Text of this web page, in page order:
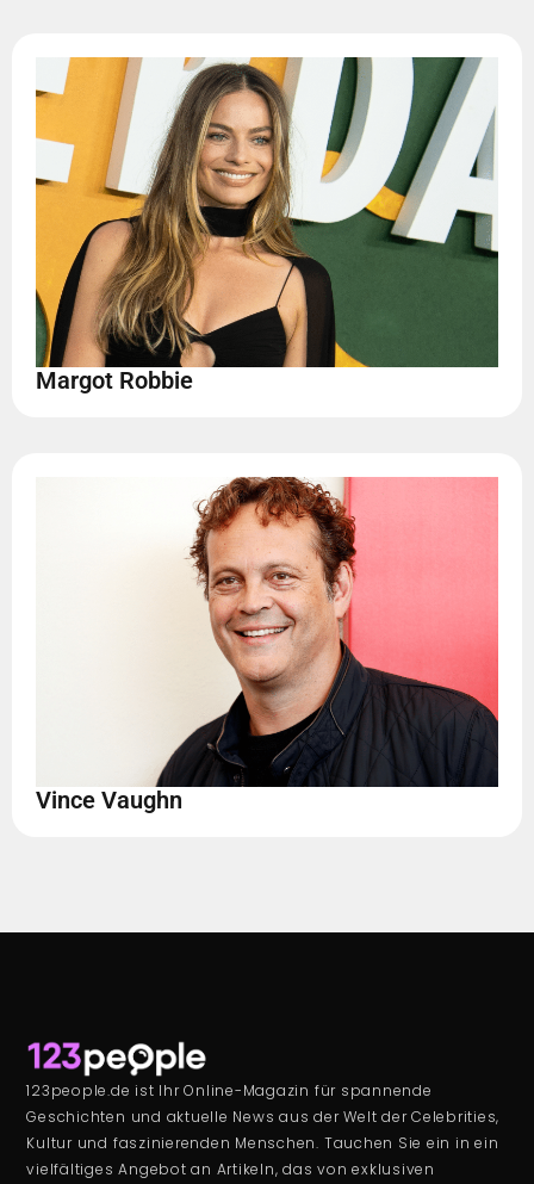
Margot Robbie
Vince Vaughn
123people.de ist Ihr Online-Magazin für spannende
Geschichten und aktuelle News aus der Welt der Celebrities,
Kultur und faszinierenden Menschen. Tauchen Sie ein in ein
vielfältiges Angebot an Artikeln, das von exklusiven